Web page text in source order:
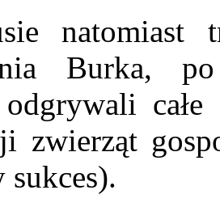
natomiast
Burka,
zwierząt